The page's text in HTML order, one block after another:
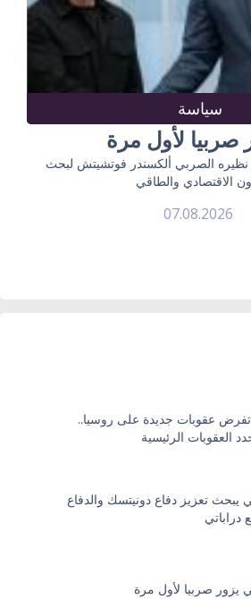
سياسة
صربيا لأول مرة
نظيره الصربي ألكسندر فوتشيتش لبحث
الاقتصادي والطاقي
07.08.2026
تفرض عقوبات جديدة على روسيا..
العقوبات الرئيسية
يبحث تعزيز دفاع دونيتسك والدفاع
دراباتي
يزور صربيا لأول مرة